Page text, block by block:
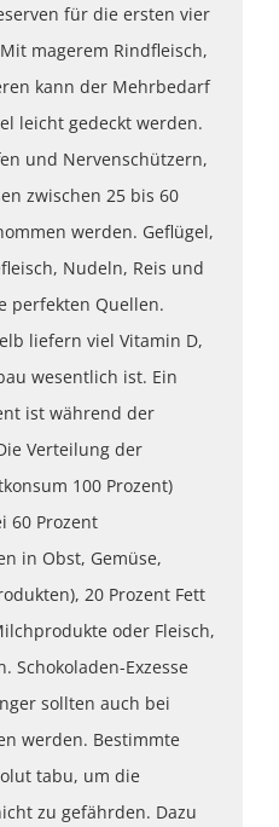
für die ersten vier
magerem Rindfleisch,
kann der Mehrbedarf
leicht gedeckt werden.
und Nervenschützern,
zwischen 25 bis 60
werden. Geflügel,
Nudeln, Reis und
perfekten Quellen.
liefern viel Vitamin D,
wesentlich ist. Ein
ist während der
Verteilung der
100 Prozent)
60 Prozent
in Obst, Gemüse,
20 Prozent Fett
oder Fleisch,
Schokoladen-Exzesse
sollten auch bei
werden. Bestimmte
tabu, um die
zu gefährden. Dazu